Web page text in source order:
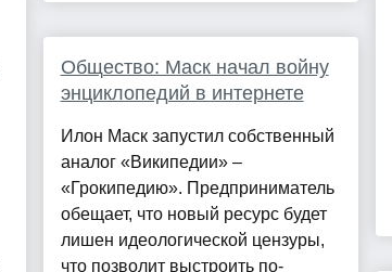
Общество: Маск начал войну
энциклопедий в интернете
Илон Маск запустил собственный
аналог «Википедии» –
«Грокипедию». Предприниматель
обещает, что новый ресурс будет
лишен идеологической цензуры,
что позволит выстроить по-